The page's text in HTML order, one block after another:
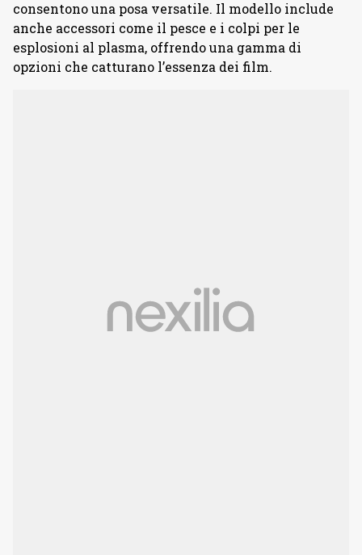
consentono una posa versatile. Il modello include
anche accessori come il pesce e i colpi per le
esplosioni al plasma, offrendo una gamma di
opzioni che catturano l’essenza dei film.